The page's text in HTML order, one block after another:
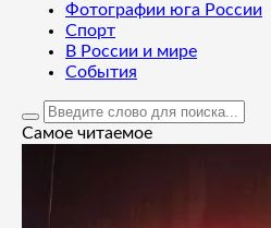
Фотографии юга России
Спорт
В России и мире
События
Самое читаемое